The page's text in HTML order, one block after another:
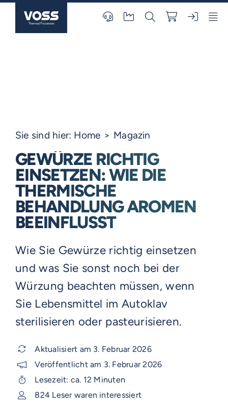
Sie sind hier: Home Magazin
GEWÜRZE RICHTIG
EINSETZEN: WIE DIE
THERMISCHE
BEHANDLUNG AROMEN
BEEINFLUSST
Wie Sie Gewürze richtig einsetzen
und was Sie sonst noch bei der
Würzung beachten müssen, wenn
Sie Lebensmittel im Autoklav
sterilisieren oder pasteurisieren.
Aktualisiert am 3. Februar 2026
Veröffentlicht am 3. Februar 2026
Lesezeit: ca. 12 Minuten
824 Leser waren interessiert